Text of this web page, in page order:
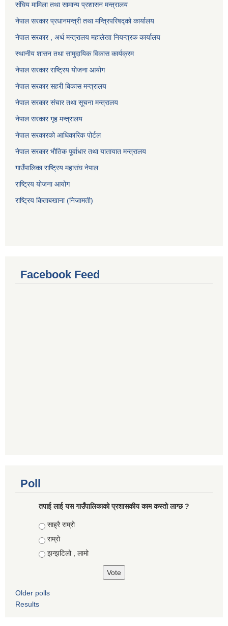
संघिय मामिला तथा सामान्य प्रशासन मन्त्रालय
नेपाल सरकार प्रधानमन्त्री तथा मन्त्रिपरिषद्को कार्यालय
नेपाल सरकार , अर्थ मन्त्रालय महालेखा नियन्त्रक कार्यालय
स्थानीय शासन तथा सामुदायिक विकास कार्यक्रम
नेपाल सरकार राष्ट्रिय योजना आयोग
नेपाल सरकार सहरी बिकास मन्त्रालय
नेपाल सरकार संचार तथा सूचना मन्त्रालय
नेपाल सरकार गृह मन्त्रालय
नेपाल सरकारको आधिकारिक पोर्टल
नेपाल सरकार भौतिक पूर्वाधार तथा यातायात मन्त्रालय
गाउँपालिका राष्ट्रिय महासंघ नेपाल
राष्ट्रिय योजना आयोग
राष्ट्रिय किताबखाना (निजामती)
Facebook Feed
Poll
तपाई लाई यस गाउँपालिकाको प्रशासकीय काम कस्तो लाग्छ ?
Choices
साह्रै राम्रो
राम्रो
झन्झटिलो , लामो
Older polls
Results